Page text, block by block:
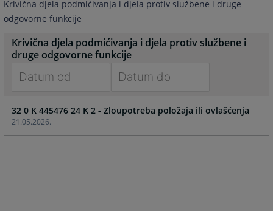
Krivična djela podmićivanja i djela protiv službene i druge
odgovorne funkcije
Krivična djela podmićivanja i djela protiv službene i
druge odgovorne funkcije
forward
to
interact
forward
interact
21.05.2026.
32 0 K 445476 24 K 2 - Zloupotreba položaja ili ovlašćenja